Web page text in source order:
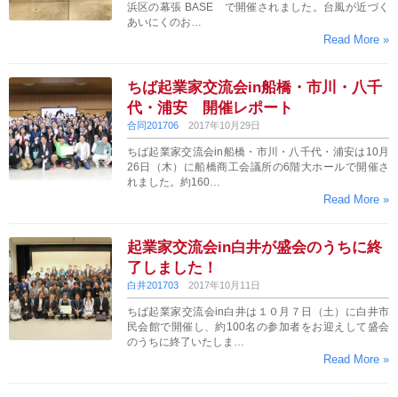
浜区の幕張 BASE で開催されました。台風が近づく
あいにくのお…
Read More »
ちば起業家交流会in船橋・市川・八千
代・浦安 開催レポート
合同201706 2017年10月29日
ちば起業家交流会in船橋・市川・八千代・浦安は10月
26日（木）に船橋商工会議所の6階大ホールで開催さ
れました。約160…
Read More »
起業家交流会in白井が盛会のうちに終
了しました！
白井201703 2017年10月11日
ちば起業家交流会in白井は１０月７日（土）に白井市
民会館で開催し、約100名の参加者をお迎えして盛会
のうちに終了いたしま…
Read More »